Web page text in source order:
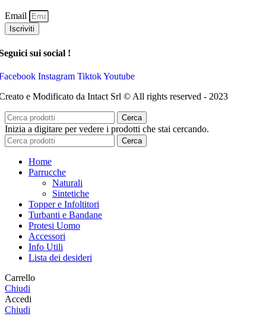
Email
Iscriviti
sui social !
Instagram TiktokYoutube
e Modificato da Intact Srl © All rights reserved - 2023
Cerca
Inizia a digitare per vedere i prodotti che stai cercando.
Cerca
Home
Parrucche
Naturali
Sintetiche
Topper e Infoltitori
Turbanti e Bandane
Protesi Uomo
Accessori
Info Utili
Lista dei desideri
Carrello
Chiudi
Accedi
Chiudi